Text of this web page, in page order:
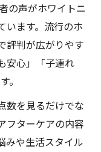
の声がホワイトニ
います。流行のホ
評判が広がりやす
安心」「子連れ
。
数を見るだけでな
フターケアの内容
みや生活スタイル